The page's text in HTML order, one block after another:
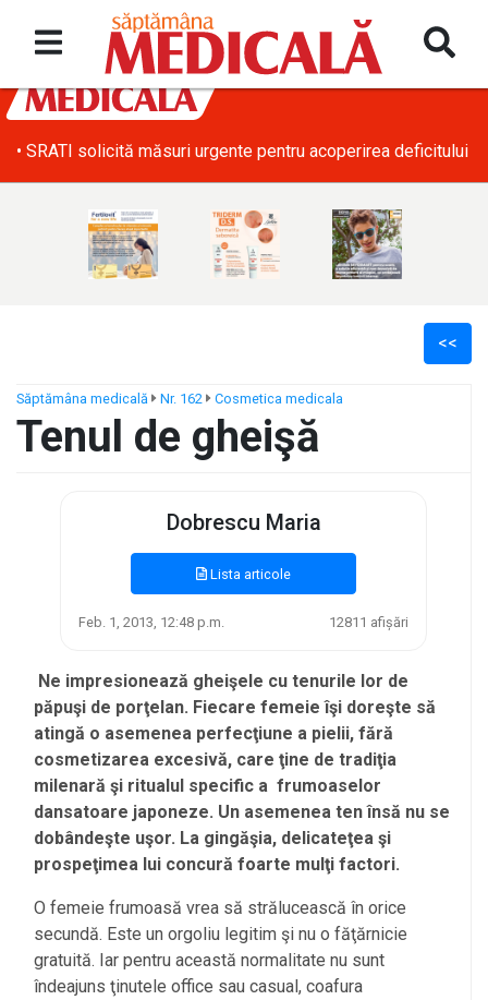
• SRATI solicită măsuri urgente pentru acoperirea deficitului
<<
Săptămâna medicală Nr. 162 Cosmetica medicala
Tenul de gheişă
Dobrescu Maria
Lista articole
Feb. 1, 2013, 12:48 p.m. 12811 afișări
Ne impresionează gheişele cu tenurile lor de
păpuşi de porţelan. Fiecare femeie îşi doreşte să
atingă o asemenea perfecţiune a pielii, fără
cosmetizarea excesivă, care ţine de tradiţia
milenară şi ritualul specific a frumoaselor
dansatoare japoneze. Un asemenea ten însă nu se
dobândeşte uşor. La gingăşia, delicateţea şi
prospeţimea lui concură foarte mulţi factori.
O femeie frumoasă vrea să strălucească în orice
secundă. Este un orgoliu legitim şi nu o făţărnicie
gratuită. Iar pentru această normalitate nu sunt
îndeajuns ţinutele office sau casual, coafura